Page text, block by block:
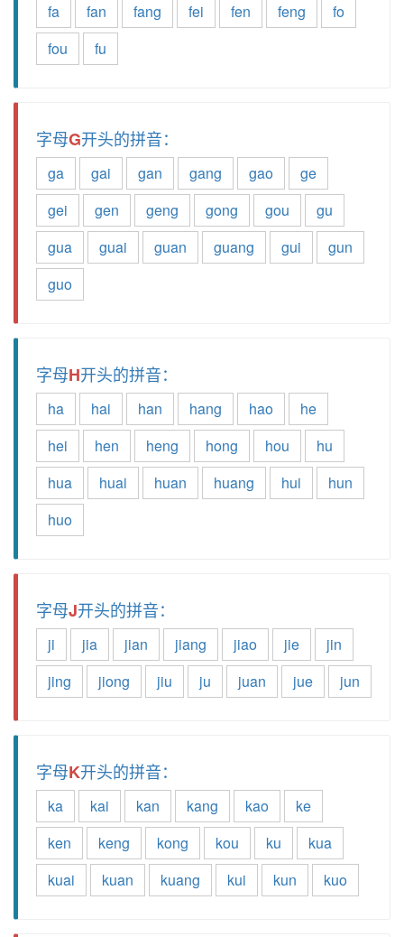
fa fan fang fei fen feng
fo
fou
fu
字母G开头的拼音：
ga gai gan gang gao
ge
gei
gen geng gong gou
gu
gua
guai guan guang gui
gun
guo
字母H开头的拼音：
ha hai han hang hao
he
hei
hen heng hong hou
hu
hua
huai huan huang hui
hun
huo
字母J开头的拼音：
ji jia jian jiang jiao jie
jin
jing
jiong jiu ju juan jue jun
字母K开头的拼音：
ka kai kan kang kao
ke
ken
keng kong kou ku
kua
kuai
kuan kuang kui kun kuo